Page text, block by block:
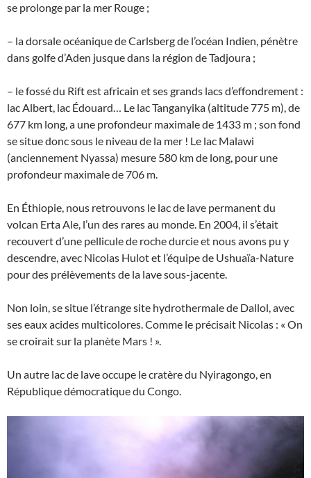
se prolonge par la mer Rouge ;
– la dorsale océanique de Carlsberg de l’océan Indien, pénètre
dans golfe d’Aden jusque dans la région de Tadjoura ;
– le fossé du Rift est africain et ses grands lacs d’effondrement :
lac Albert, lac Édouard… Le lac Tanganyika (altitude 775 m), de
677 km long, a une profondeur maximale de 1433 m ; son fond
se situe donc sous le niveau de la mer ! Le lac Malawi
(anciennement Nyassa) mesure 580 km de long, pour une
profondeur maximale de 706 m.
En Éthiopie, nous retrouvons le lac de lave permanent du
volcan Erta Ale, l’un des rares au monde. En 2004, il s’était
recouvert d’une pellicule de roche durcie et nous avons pu y
descendre, avec Nicolas Hulot et l’équipe de Ushuaïa-Nature
pour des prélèvements de la lave sous-jacente.
Non loin, se situe l’étrange site hydrothermale de Dallol, avec
ses eaux acides multicolores. Comme le précisait Nicolas : « On
se croirait sur la planète Mars ! ».
Un autre lac de lave occupe le cratère du Nyiragongo, en
République démocratique du Congo.